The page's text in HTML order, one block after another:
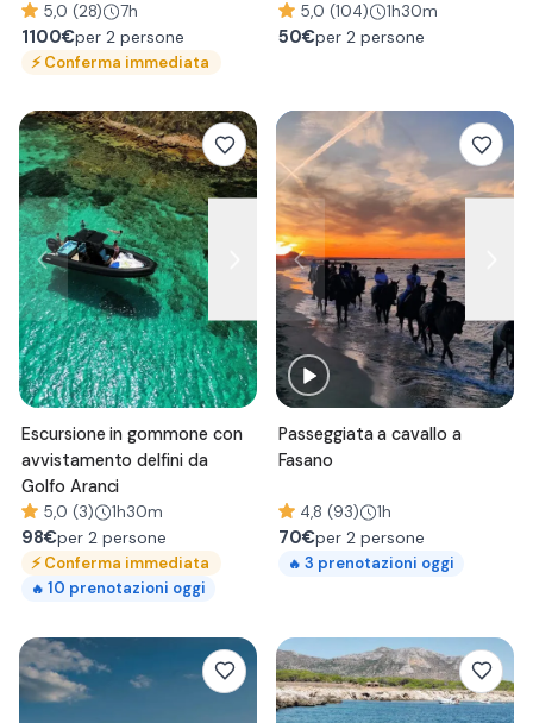
5,0 (28) 7h
1100€per 2 persone
⚡Conferma immediata
5,0 (104) 1h30m
50€per 2 persone
Escursione in gommone con
avvistamento delfini da
Golfo Aranci
5,0 (3) 1h30m
98€per 2 persone
⚡Conferma immediata
🔥 10 prenotazioni oggi
Passeggiata a cavallo a
Fasano
4,8 (93) 1h
70€per 2 persone
🔥 3 prenotazioni oggi